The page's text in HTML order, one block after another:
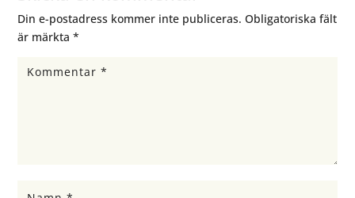
Din e-postadress kommer inte publiceras. Obligatoriska fält
är märkta*